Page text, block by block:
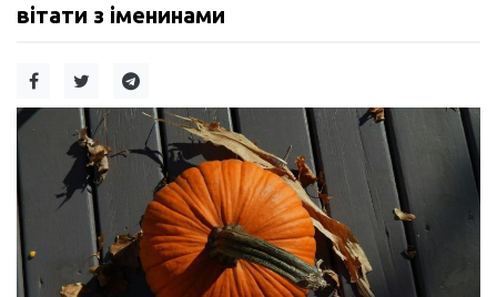
вітати з іменинами